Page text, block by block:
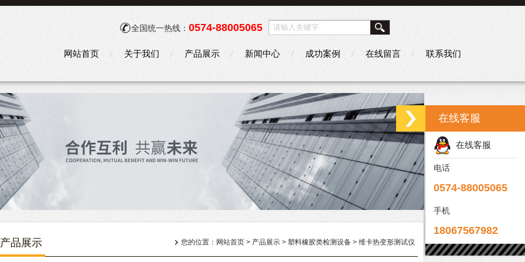
全国统一热线： 0574-88005065
网站首页 关于我们 产品展示 新闻中心 成功案例 在线留言 联系我们
产品展示 您的位置： 网站首页 > 产品展示 > 塑料橡胶类检测设备 > 维卡热变形测试仪
在线客服
在线客服
电话
0574-88005065
手机
18067567982